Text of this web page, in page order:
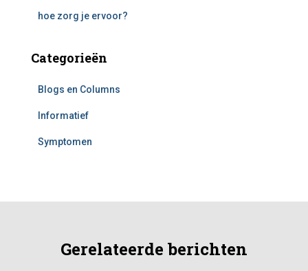
hoe zorg je ervoor?
Categorieën
Blogs en Columns
Informatief
Symptomen
Gerelateerde berichten